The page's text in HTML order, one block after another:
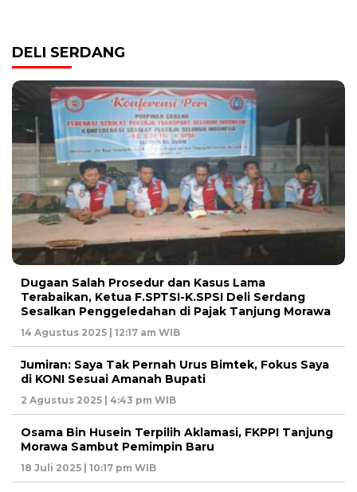
DELI SERDANG
Dugaan Salah Prosedur dan Kasus Lama
Terabaikan, Ketua F.SPTSI-K.SPSI Deli Serdang
Sesalkan Penggeledahan di Pajak Tanjung Morawa
14 Agustus 2025 | 12:17 am WIB
Jumiran: Saya Tak Pernah Urus Bimtek, Fokus Saya
di KONI Sesuai Amanah Bupati
2 Agustus 2025 | 4:43 pm WIB
Osama Bin Husein Terpilih Aklamasi, FKPPI Tanjung
Morawa Sambut Pemimpin Baru
18 Juli 2025 | 10:17 pm WIB